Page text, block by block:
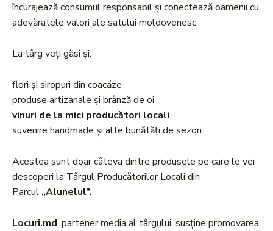
încurajează consumul responsabil și conectează oamenii cu
adevăratele valori ale satului moldovenesc.
La târg veți găsi și:
flori și siropuri din coacăze
produse artizanale și brânză de oi
vinuri de la mici producători locali
suvenire handmade și alte bunătăți de sezon.
Acestea sunt doar câteva dintre produsele pe care le vei
descoperi la Târgul Producătorilor Locali din
Parcul „Alunelul”.
Locuri.md, partener media al târgului, susține promovarea